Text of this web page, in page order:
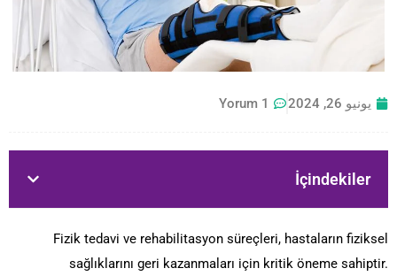
يونيو 26, 2024 1 Yorum
İçindekiler
Fizik tedavi ve rehabilitasyon süreçleri, hastaların fiziksel
sağlıklarını geri kazanmaları için kritik öneme sahiptir.